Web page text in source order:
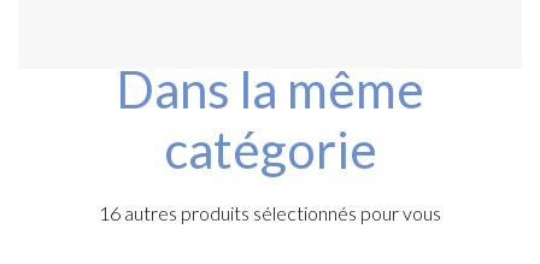
Dans la même
catégorie
16 autres produits sélectionnés pour vous